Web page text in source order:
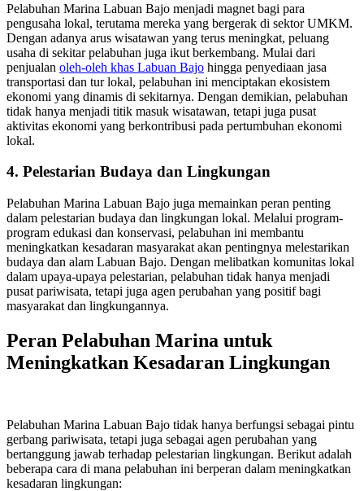
Pelabuhan Marina Labuan Bajo menjadi magnet bagi para
pengusaha lokal, terutama mereka yang bergerak di sektor UMKM.
Dengan adanya arus wisatawan yang terus meningkat, peluang
usaha di sekitar pelabuhan juga ikut berkembang. Mulai dari
penjualan oleh-oleh khas Labuan Bajo hingga penyediaan jasa
transportasi dan tur lokal, pelabuhan ini menciptakan ekosistem
ekonomi yang dinamis di sekitarnya. Dengan demikian, pelabuhan
tidak hanya menjadi titik masuk wisatawan, tetapi juga pusat
aktivitas ekonomi yang berkontribusi pada pertumbuhan ekonomi
lokal.
4. Pelestarian Budaya dan Lingkungan
Pelabuhan Marina Labuan Bajo juga memainkan peran penting
dalam pelestarian budaya dan lingkungan lokal. Melalui program-
program edukasi dan konservasi, pelabuhan ini membantu
meningkatkan kesadaran masyarakat akan pentingnya melestarikan
budaya dan alam Labuan Bajo. Dengan melibatkan komunitas lokal
dalam upaya-upaya pelestarian, pelabuhan tidak hanya menjadi
pusat pariwisata, tetapi juga agen perubahan yang positif bagi
masyarakat dan lingkungannya.
Peran Pelabuhan Marina untuk
Meningkatkan Kesadaran Lingkungan
Pelabuhan Marina Labuan Bajo tidak hanya berfungsi sebagai pintu
gerbang pariwisata, tetapi juga sebagai agen perubahan yang
bertanggung jawab terhadap pelestarian lingkungan. Berikut adalah
beberapa cara di mana pelabuhan ini berperan dalam meningkatkan
kesadaran lingkungan: